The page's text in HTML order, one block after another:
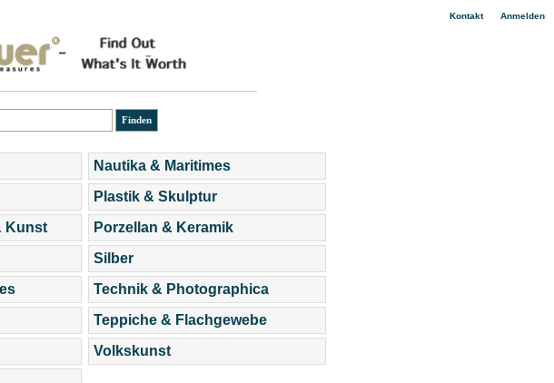
Kontakt| Anmelden
Kunst
Nautika & Maritimes
Plastik & Skulptur
Porzellan & Keramik
Silber
Technik & Photographica
Teppiche & Flachgewebe
Volkskunst